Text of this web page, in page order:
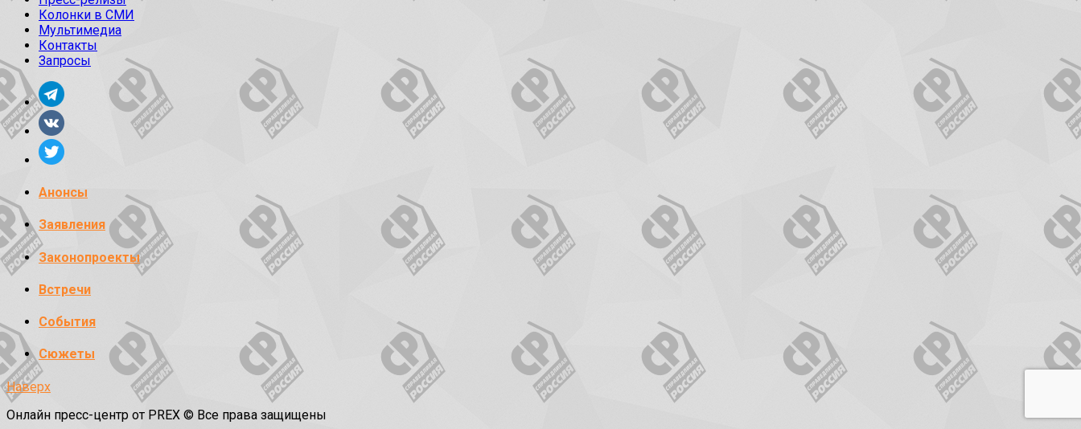
Колонки в СМИ
Мультимедиа
Контакты
Запросы
Анонсы
Заявления
Законопроекты
Встречи
События
Сюжеты
Наверх
Онлайн пресс-центр от PREX © Все права защищены